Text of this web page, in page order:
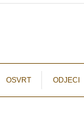
OSVRT ODJECI